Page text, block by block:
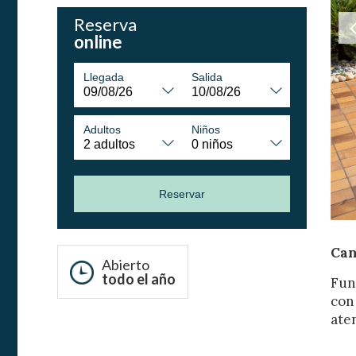
Reserva
online
Llegada Salida
Adultos Niños
Reservar
Abierto
todo el año
Este
de la
sitio
los
que